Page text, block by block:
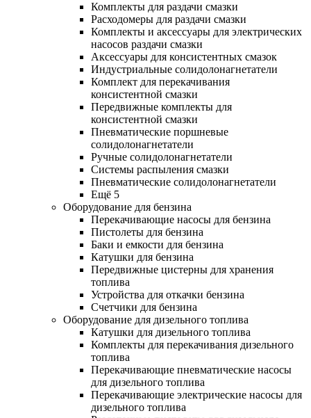
Комплекты для раздачи смазки
Расходомеры для раздачи смазки
Комплекты и аксессуары для электрических
насосов раздачи смазки
Аксессуары для консистентных смазок
Индустриальные солидолонагнетатели
Комплект для перекачивания
консистентной смазки
Передвижные комплекты для
консистентной смазки
Пневматические поршневые
солидолонагнетатели
Ручные солидолонагнетатели
Системы распыления смазки
Пневматические солидолонагнетатели
Ещё 5
Оборудование для бензина
Перекачивающие насосы для бензина
Пистолеты для бензина
Баки и емкости для бензина
Катушки для бензина
Передвижные цистерны для хранения
топлива
Устройства для откачки бензина
Счетчики для бензина
Оборудование для дизельного топлива
Катушки для дизельного топлива
Комплекты для перекачивания дизельного
топлива
Перекачивающие пневматические насосы
для дизельного топлива
Перекачивающие электрические насосы для
дизельного топлива